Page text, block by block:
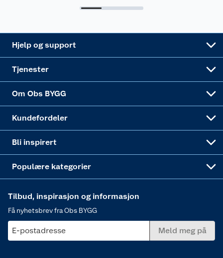
Hjelp og support
Tjenester
Om Obs BYGG
Kundefordeler
Bli inspirert
Populære kategorier
Tilbud, inspirasjon og informasjon
Få nyhetsbrev fra Obs BYGG
E-postadresse Meld meg på